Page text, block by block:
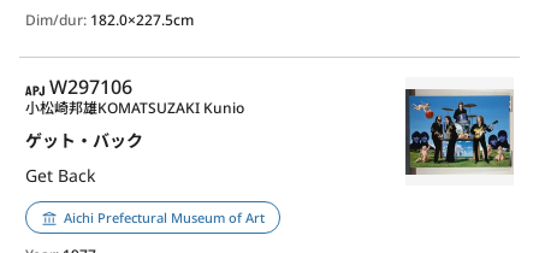
Dim/dur: 182.0×227.5cm
APJ
W297106
ゲット・バック
Get Back
小松崎邦雄KOMATSUZAKI Kunio
Aichi Prefectural Museum of Art